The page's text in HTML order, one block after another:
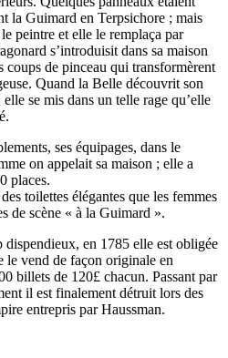
la Guimard en Terpsichore ; mais
peintre et elle le remplaça par
s’introduisit dans sa maison
coups de pinceau qui transformèrent
Quand la Belle découvrit son
se mis dans un telle rage qu’elle
ses équipages, dans le
on appelait sa maison ; elle a
places.
toilettes élégantes que les femmes
de scène « à la Guimard ».
en 1785 elle est obligée
le vend de façon originale en
billets de 120£ chacun. Passant par
il est finalement détruit lors des
entrepris par Haussman.